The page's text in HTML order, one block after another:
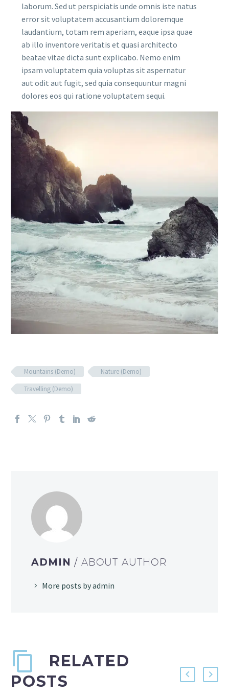
laborum. Sed ut perspiciatis unde omnis iste natus
error sit voluptatem accusantium doloremque
laudantium, totam rem aperiam, eaque ipsa quae
ab illo inventore veritatis et quasi architecto
beatae vitae dicta sunt explicabo. Nemo enim
ipsam voluptatem quia voluptas sit aspernatur
aut odit aut fugit, sed quia consequuntur magni
dolores eos qui ratione voluptatem sequi.
Mountains (Demo)
Nature (Demo)
Travelling (Demo)
ADMIN / ABOUT AUTHOR
More posts by admin
RELATED
POSTS